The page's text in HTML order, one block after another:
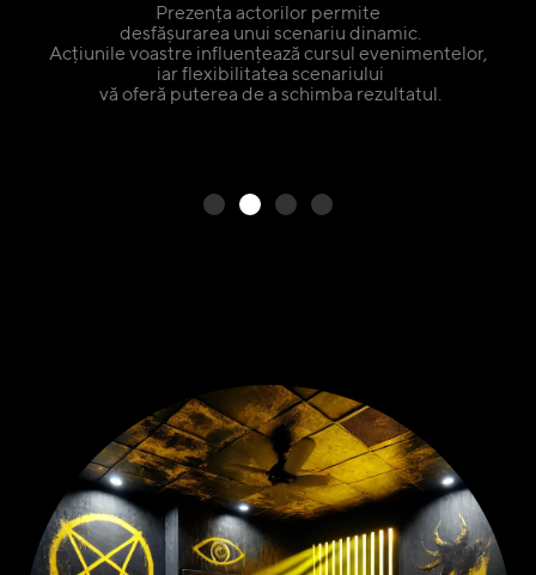
Prezența actorilor permite
desfășurarea unui scenariu dinamic.
Acțiunile voastre influențează cursul evenimentelor,
iar flexibilitatea scenariului
vă oferă puterea de a schimba rezultatul.